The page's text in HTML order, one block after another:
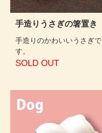
手造りうさぎの箸置き
手造りのかわいいうさぎで
す。
SOLD OUT